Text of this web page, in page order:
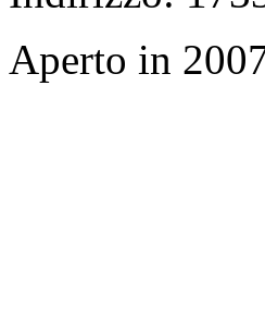
Aperto in